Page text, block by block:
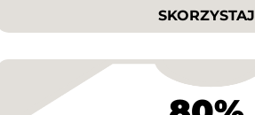
SKORZYSTAJ